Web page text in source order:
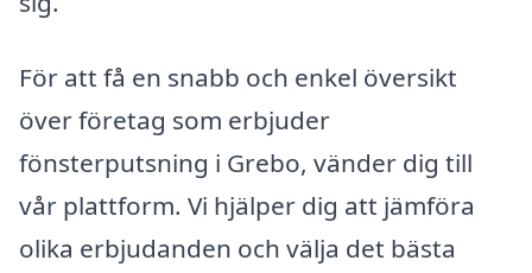
För att få en snabb och enkel översikt
över företag som erbjuder
fönsterputsning i Grebo, vänder dig till
vår plattform. Vi hjälper dig att jämföra
olika erbjudanden och välja det bästa